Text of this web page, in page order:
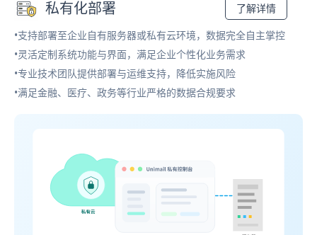
私有化部署 了解详情
•支持部署至企业自有服务器或私有云环境，数据完全自主掌控
•灵活定制系统功能与界面，满足企业个性化业务需求
•专业技术团队提供部署与运维支持，降低实施风险
•满足金融、医疗、政务等行业严格的数据合规要求